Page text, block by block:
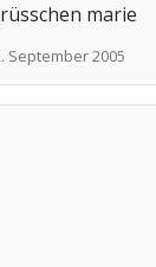
marie
September 2005